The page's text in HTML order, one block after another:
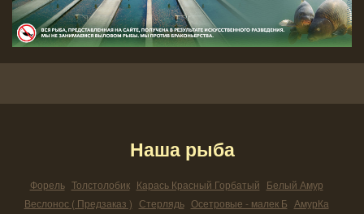
Наша рыба
Форель Толстолобик Карась Красный Горбатый Белый Амур
Веслонос ( Предзаказ ) Стерлядь Осетровые - малек Б АмурКа